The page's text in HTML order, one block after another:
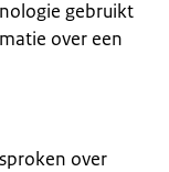
gebruikt
over een
over